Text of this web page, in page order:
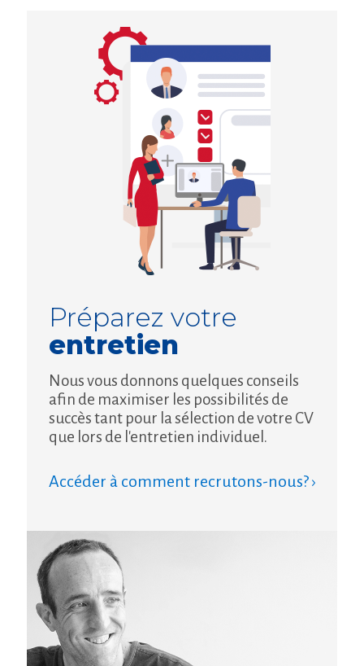
Préparez votre
entretien
Nous vous donnons quelques conseils
afin de maximiser les possibilités de
succès tant pour la sélection de votre CV
que lors de l'entretien individuel.
Accéder à comment recrutons-nous? ›